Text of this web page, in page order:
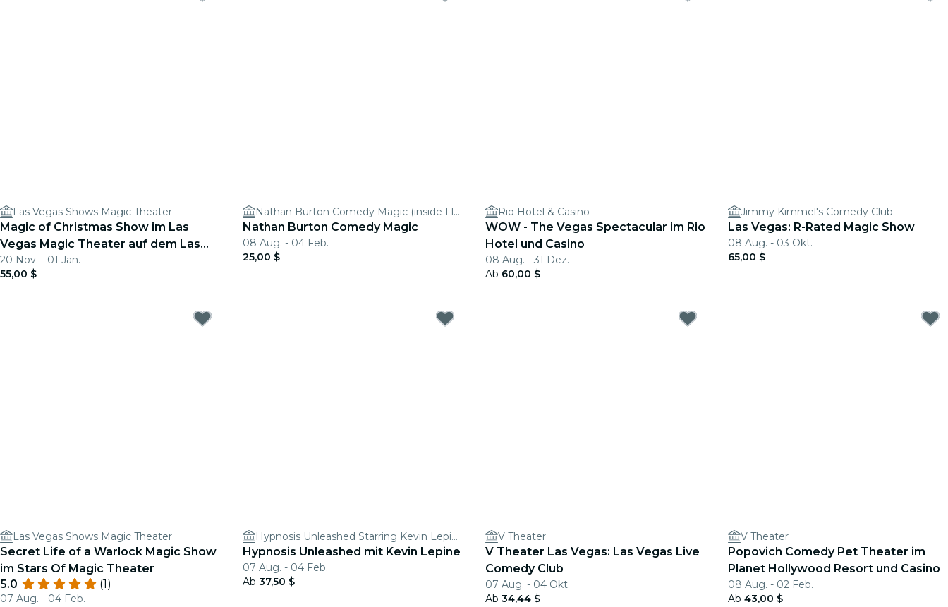
Las Vegas Shows Magic Theater
Magic of Christmas Show im Las
Vegas Magic Theater auf dem Las
Vegas Blvd
20 Nov. - 01 Jan.
55,00 $
Nathan Burton Comedy Magic (inside FlyOver)
Nathan Burton Comedy Magic
08 Aug. - 04 Feb.
25,00 $
Rio Hotel & Casino
WOW - The Vegas Spectacular im Rio
Hotel und Casino
08 Aug. - 31 Dez.
Ab 60,00 $
Jimmy Kimmel's Comedy Club
Las Vegas: R-Rated Magic Show
08 Aug. - 03 Okt.
65,00 $
Las Vegas Shows Magic Theater
Secret Life of a Warlock Magic Show
im Stars Of Magic Theater
5.0
(1)
07 Aug. - 04 Feb.
Hypnosis Unleashed Starring Kevin Lepine
Hypnosis Unleashed mit Kevin Lepine
07 Aug. - 04 Feb.
Ab 37,50 $
V Theater
V Theater Las Vegas: Las Vegas Live
Comedy Club
07 Aug. - 04 Okt.
Ab 34,44 $
V Theater
Popovich Comedy Pet Theater im
Planet Hollywood Resort und Casino
08 Aug. - 02 Feb.
Ab 43,00 $